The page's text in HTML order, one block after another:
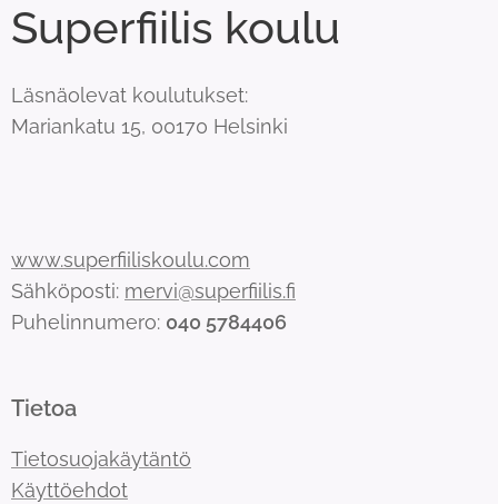
Superfiilis koulu
Läsnäolevat koulutukset:
Mariankatu 15, 00170 Helsinki
www.superfiiliskoulu.com
Sähköposti: mervi@superfiilis.fi
Puhelinnumero: 040 5784406
Tietoa
Tietosuojakäytäntö
Käyttöehdot